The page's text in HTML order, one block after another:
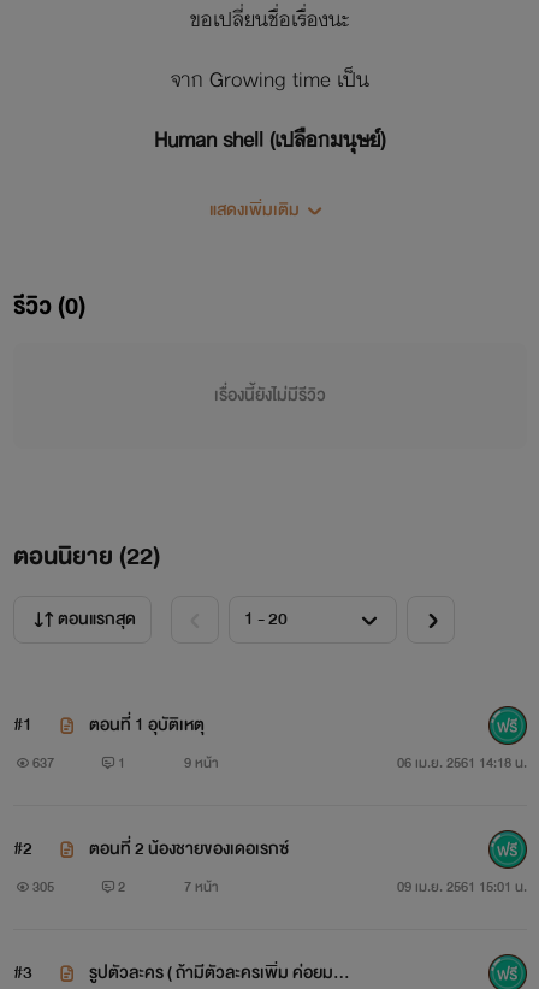
ขอเปลี่ยนชื่อเรื่องนะ
จาก Growing time เป็น
Human shell (เปลือกมนุษย์)
ภาคนี้ เป็นภาคที่ 2 ของเรื่อง "มันมาจากนอกจักรวาล" (outside
******
และนี่ จะเป็นภาคที่ตัวละครจะเติบโตขึ้น
ต่างจากภาคที่แล้ว ทั้งนิสัย รูปร่างเปลี่ยนไป
มีฉากเปลี่ยนไป แฟนตาซี ดราม่าเล็กน้อย และ มีความวาย (ใคร
รับไม่ได้ กดออกด่วน)
แสดงเพิ่มเติม
รีวิว (0)
เรื่องนี้ยังไม่มีรีวิว
ตอนนิยาย (22)
ตอนแรกสุด
#1 ตอนที่ 1 อุบัติเหตุ
637 1 9 หน้า 06 เม.ย. 2561 14:18 น.
#2 ตอนที่ 2 น้องชายของเดอเรกซ์
305 2 7 หน้า 09 เม.ย. 2561 15:01 น.
#3
รูปตัวละคร ( ถ้ามีตัวละครเพิ่ม ค่อยมาล